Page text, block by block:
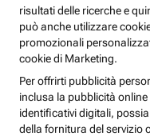
risultati delle ricerche e
può anche utilizzare
promozionali
cookie di Marketing.
Per offrirti pubblicità
inclusa la pubblicità
identificativi digitali,
della fornitura del servizio